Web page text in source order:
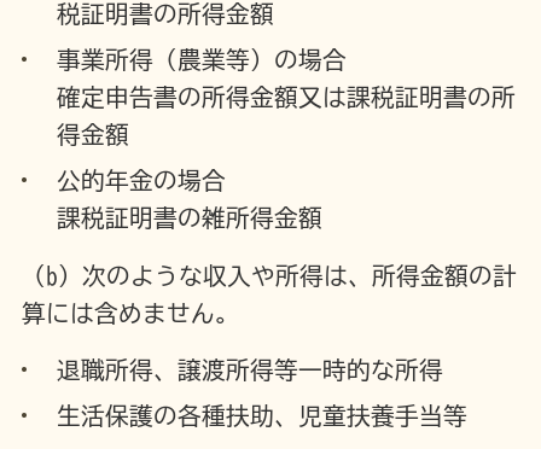
税証明書の所得金額
事業所得（農業等）の場合
確定申告書の所得金額又は課税証明書の所
得金額
公的年金の場合
課税証明書の雑所得金額
（b）次のような収入や所得は、所得金額の計
算には含めません。
退職所得、譲渡所得等一時的な所得
生活保護の各種扶助、児童扶養手当等